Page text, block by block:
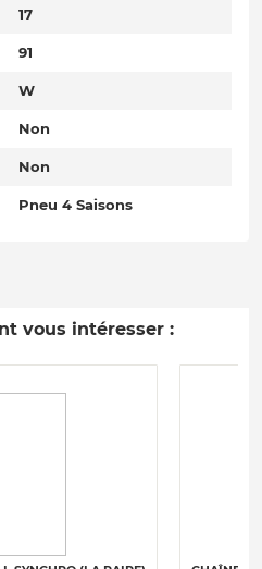
17
91
W
Non
Non
Pneu 4 Saisons
vous intéresser :